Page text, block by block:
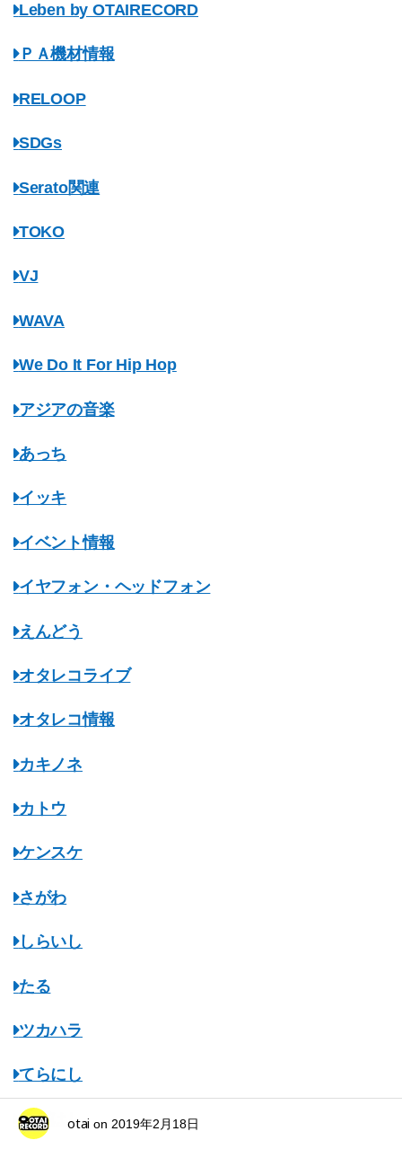
Leben by OTAIRECORD
ＰＡ機材情報
RELOOP
SDGs
Serato関連
TOKO
VJ
WAVA
We Do It For Hip Hop
アジアの音楽
あっち
イッキ
イベント情報
イヤフォン・ヘッドフォン
えんどう
オタレコライブ
オタレコ情報
カキノネ
カトウ
ケンスケ
さがわ
しらいし
たる
ツカハラ
てらにし
ながはし
otai on 2019年2月18日